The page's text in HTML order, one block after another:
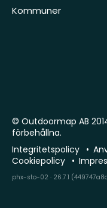
Kommuner
© Outdoormap AB
förbehållna.
Integritetspolicy
Cookiepolicy
phx-sto-02 · 26.7.1